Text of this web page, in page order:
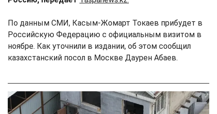
По данным СМИ, Касым-Жомарт Токаев прибудет в
Российскую Федерацию с официальным визитом в
ноябре. Как уточнили в издании, об этом сообщил
казахстанский посол в Москве Даурен Абаев.